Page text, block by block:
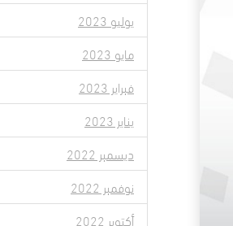
يوليو 2023
مايو 2023
فبراير 2023
يناير 2023
ديسمبر 2022
نوفمبر 2022
أكتوبر 2022